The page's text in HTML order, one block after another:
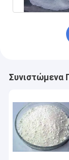
Συνιστώμενα